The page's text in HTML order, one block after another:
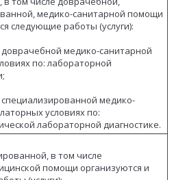
медико-санитарной помощи
следующие работы (услуги):
медико-санитарной
по: лабораторной
медико-
условиях по:
лабораторной диагностике.
в том числе
помощи организуются и